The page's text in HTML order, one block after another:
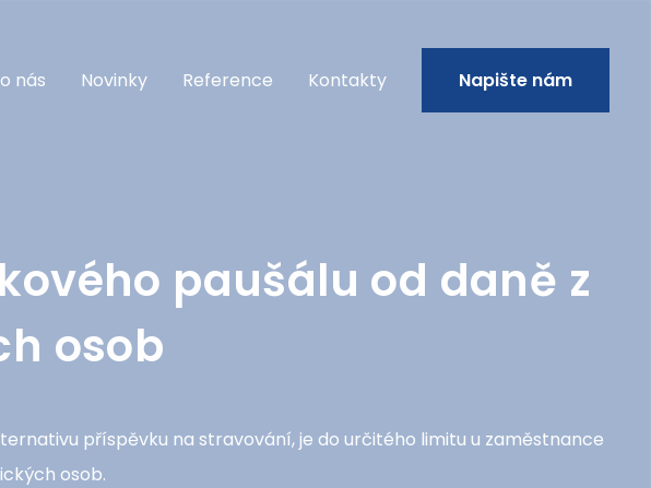
nás Novinky Reference Kontakty Napište nám
paušálu od daně z
osob
příspěvku na stravování, je do určitého limitu u zaměstnance
osob.